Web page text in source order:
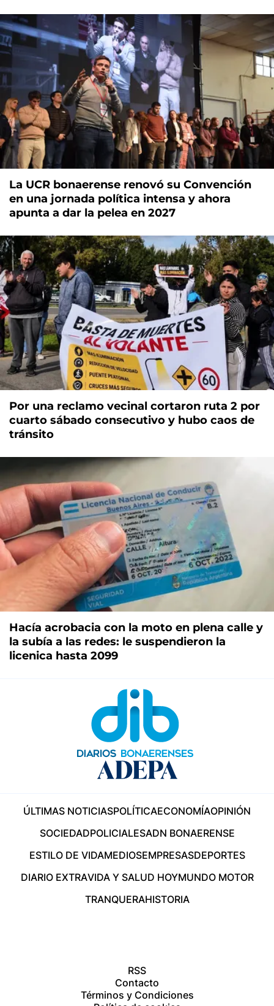
La UCR bonaerense renovó su Convención
en una jornada política intensa y ahora
apunta a dar la pelea en 2027
Por una reclamo vecinal cortaron ruta 2 por
cuarto sábado consecutivo y hubo caos de
tránsito
Hacía acrobacia con la moto en plena calle y
la subía a las redes: le suspendieron la
licenica hasta 2099
ÚLTIMAS NOTICIASPOLÍTICAECONOMÍAOPINIÓN
SOCIEDADPOLICIALESADN BONAERENSE
ESTILO DE VIDAMEDIOSEMPRESASDEPORTES
DIARIO EXTRAVIDA Y SALUD HOYMUNDO MOTOR
TRANQUERAHISTORIA
RSS
Contacto
Términos y Condiciones